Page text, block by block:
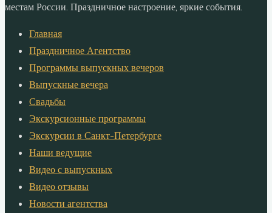
местам России. Праздничное настроение, яркие события.
Главная
Праздничное Агентство
Программы выпускных вечеров
Выпускные вечера
Свадьбы
Экскурсионные программы
Экскурсии в Санкт-Петербурге
Наши ведущие
Видео с выпускных
Видео отзывы
Новости агентства